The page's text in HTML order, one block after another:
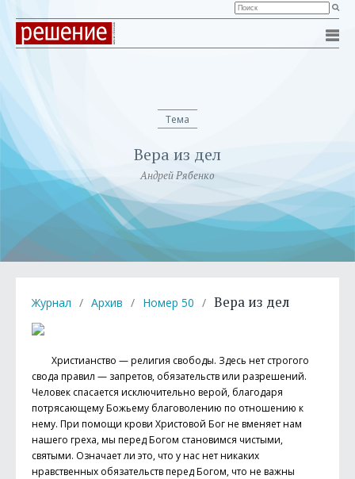
Тема
Вера из дел
Андрей Рябенко
Журнал / Архив / Номер 50 / Вера из дел
Христианство — религия свободы. Здесь нет строгого
свода правил — запретов, обязательств или разрешений.
Человек спасается исключительно верой, благодаря
потрясающему Божьему благоволению по отношению к
нему. При помощи крови Христовой Бог не вменяет нам
нашего греха, мы перед Богом становимся чистыми,
святыми. Означает ли это, что у нас нет никаких
нравственных обязательств перед Богом, что не важны